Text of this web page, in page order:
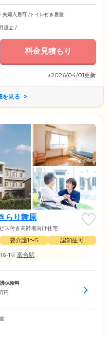
夫婦入居可 /トイレ付き居室
設立 /
料金見積もり
※2026/04/01更新
を見る
らり舞原
ス付き高齢者向け住宅
要介護1〜5
認知症可
1
富合駅
保険料
円